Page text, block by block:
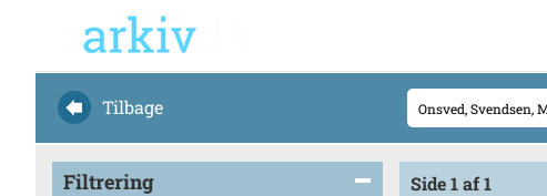
Tilbage
Filtrering Side 1 af 1